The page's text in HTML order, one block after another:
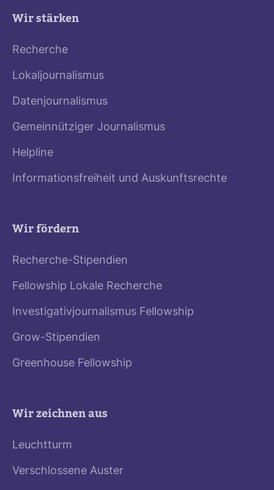
Wir stärken
Recherche
Lokaljournalismus
Datenjournalismus
Gemeinnütziger Journalismus
Helpline
Informationsfreiheit und Auskunftsrechte
Wir fördern
Recherche-Stipendien
Fellowship Lokale Recherche
Investigativjournalismus Fellowship
Grow-Stipendien
Greenhouse Fellowship
Wir zeichnen aus
Leuchtturm
Verschlossene Auster